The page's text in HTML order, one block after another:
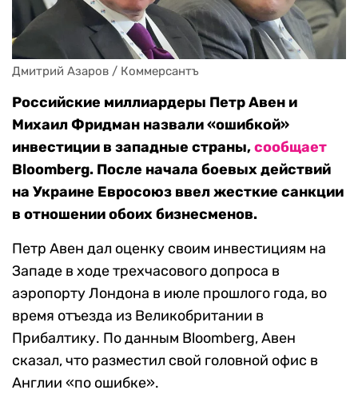
Дмитрий Азаров / Коммерсантъ
Российские миллиардеры Петр Авен и
Михаил Фридман назвали «ошибкой»
инвестиции в западные страны,сообщает
Bloomberg. После начала боевых действий
на Украине Евросоюз ввел жесткие санкции
в отношении обоих бизнесменов.
Петр Авен дал оценку своим инвестициям на
Западе в ходе трехчасового допроса в
аэропорту Лондона в июле прошлого года, во
время отъезда из Великобритании в
Прибалтику. По данным Bloomberg, Авен
сказал, что разместил свой головной офис в
Англии «по ошибке».